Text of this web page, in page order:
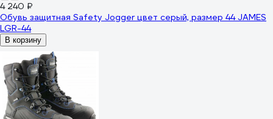
4 240 ₽
Обувь защитная Safety Jogger цвет серый, размер 44 JAMES
LGR-44
В корзину